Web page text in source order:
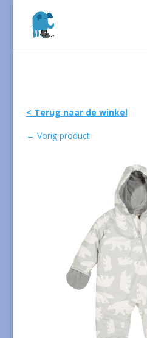
< Terug naar de winkel
← Vorig product